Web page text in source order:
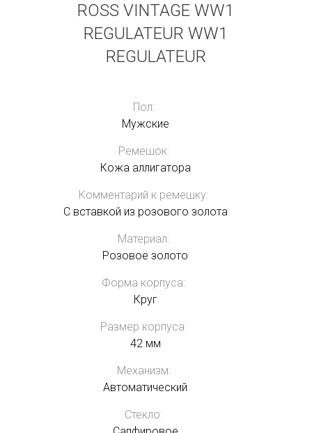
ROSS VINTAGE WW1
REGULATEUR WW1
REGULATEUR
Пол:
Мужские
Ремешок:
Кожа аллигатора
Комментарий к ремешку:
С вставкой из розового золота
Материал:
Розовое золото
Форма корпуса:
Круг
Размер корпуса:
42 мм
Механизм:
Автоматический
Стекло: